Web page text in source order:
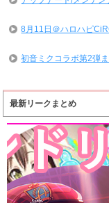
8月11日＠ハロハピ
初音ミクコラボ第2弾
最新リークまとめ